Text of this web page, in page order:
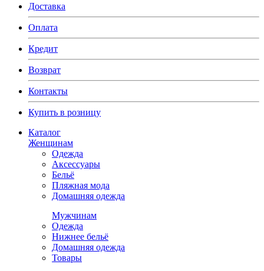
Доставка
Оплата
Кредит
Возврат
Контакты
Купить в розницу
Каталог
Женщинам
Одежда
Аксессуары
Бельё
Пляжная мода
Домашняя одежда
Мужчинам
Одежда
Нижнее бельё
Домашняя одежда
Товары